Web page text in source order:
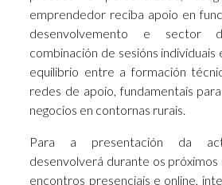
emprendedor reciba apoio en
desenvolvemento e sector
combinación de sesións individuais
equilibrio entre a formación
redes de apoio, fundamentais
negocios en contornas rurais.
Para a presentación da
desenvolverá durante os próximos
encontros presenciais e online,